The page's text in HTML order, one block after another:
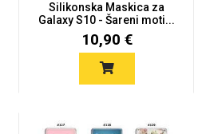
Silikonska Maskica za
Galaxy S10 - Šareni moti...
10,90 €